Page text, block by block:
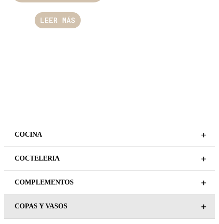
+
COCINA
+
COCTELERIA
+
COMPLEMENTOS
+
COPAS Y VASOS
LEER MÁS